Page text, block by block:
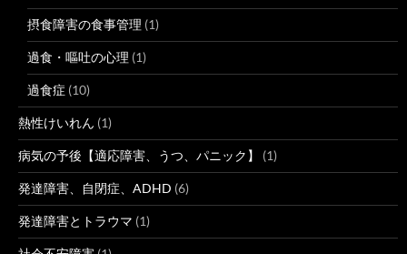
摂食障害の食事管理 (1)
過食・嘔吐の心理 (1)
過食症 (10)
熱性けいれん (1)
病気の予後【適応障害、うつ、パニック】 (1)
発達障害、自閉症、ADHD (6)
発達障害とトラウマ (1)